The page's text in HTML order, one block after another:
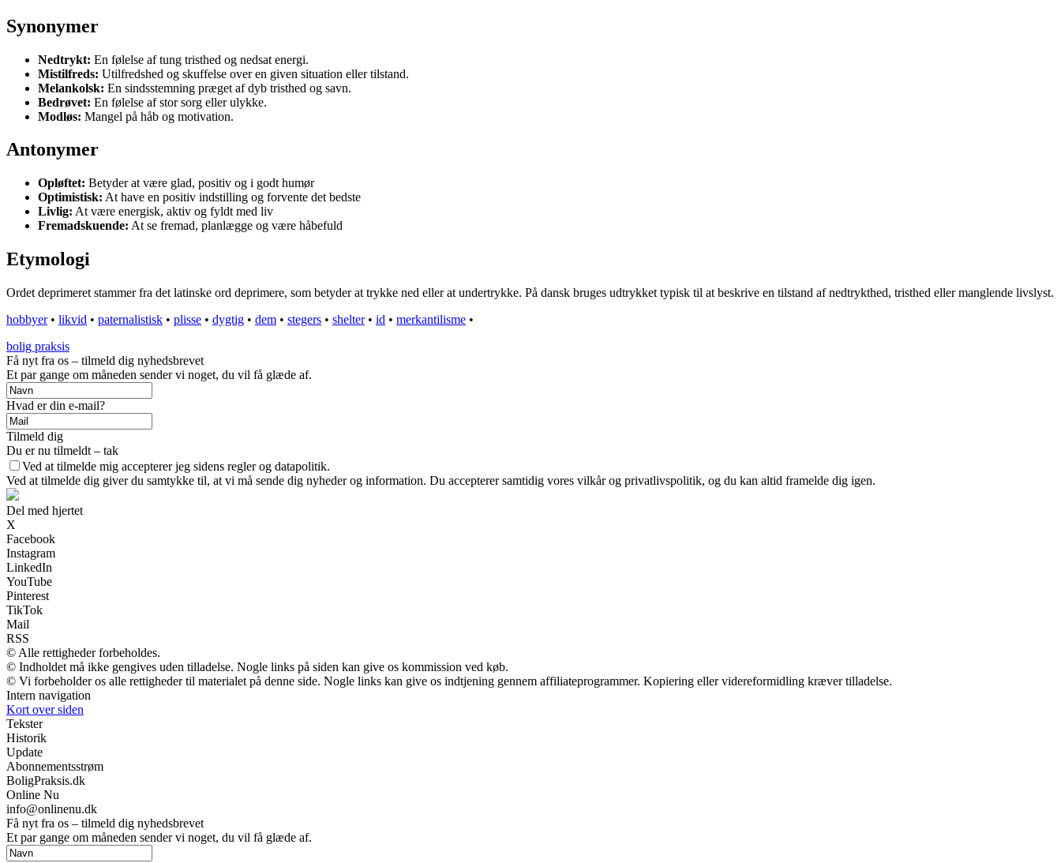
Synonymer
Nedtrykt: En følelse af tung tristhed og nedsat energi.
Mistilfreds: Utilfredshed og skuffelse over en given situation eller tilstand.
Melankolsk: En sindsstemning præget af dyb tristhed og savn.
Bedrøvet: En følelse af stor sorg eller ulykke.
Modløs: Mangel på håb og motivation.
Antonymer
Opløftet: Betyder at være glad, positiv og i godt humør
Optimistisk: At have en positiv indstilling og forvente det bedste
Livlig: At være energisk, aktiv og fyldt med liv
Fremadskuende: At se fremad, planlægge og være håbefuld
Etymologi
Ordet deprimeret stammer fra det latinske ord deprimere, som betyder at trykke ned eller at undertrykke. På dansk bruges udtrykket typisk til at beskrive en tilstand af nedtrykthed, tristhed eller manglende livslyst.
hobbyer• likvid • paternalistisk • plisse • dygtig • dem • stegers • shelter• id • merkantilisme •
bolig praksis
Få nyt fra os – tilmeld dig nyhedsbrevet
Et par gange om måneden sender vi noget, du vil få glæde af.
Hvad er din e-mail?
Tilmeld dig
Du er nu tilmeldt – tak
Ved at tilmelde mig accepterer jeg sidens regler og datapolitik.
Ved at tilmelde dig giver du samtykke til, at vi må sende dig nyheder og information. Du accepterer samtidig vores vilkår og privatlivspolitik, og du kan altid framelde dig igen.
Del med hjertet
X
Facebook
Instagram
LinkedIn
YouTube
Pinterest
TikTok
Mail
RSS
© Alle rettigheder forbeholdes.
© Indholdet må ikke gengives uden tilladelse. Nogle links på siden kan give os kommission ved køb.
© Vi forbeholder os alle rettigheder til materialet på denne side. Nogle links kan give os indtjening gennem affiliateprogrammer. Kopiering eller videreformidling kræver tilladelse.
Intern navigation
Kort over siden
Tekster
Historik
Update
Abonnementsstrøm
BoligPraksis.dk
Online Nu
info@onlinenu.dk
Få nyt fra os – tilmeld dig nyhedsbrevet
Et par gange om måneden sender vi noget, du vil få glæde af.